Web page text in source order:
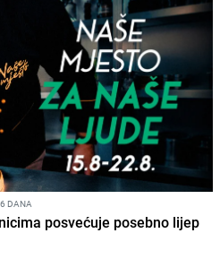
DANA
posvećuje posebno lijep